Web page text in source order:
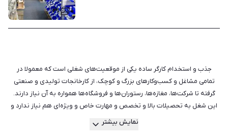
۱
جذب و استخدام کارگر ساده یکی از موقعیت‌های شغلی است که معمولا در
تمامی مشاغل و کسب‌وکارهای بزرگ و کوچک، از کارخانجات تولیدی و صنعتی
گرفته تا شرکت‌ها، مغازه‌ها، رستوران‌ها و فروشگاه‌‌ها همواره به آن نیاز دارند.
این شغل به تحصیلات بالا و تخصص و مهارت خاص و ویژه‌ای هم نیاز ندارد و
طیف وسیعی از افراد جویای کار می‌توانند به عنوان کارگر استخدام شوند.
نمایش بیشتر